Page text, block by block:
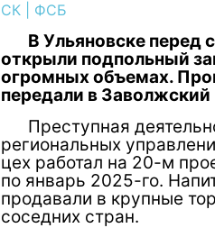
СК ФСБ
В Ульяновске перед
открыли подпольный
огромных объемах.
передали в
Преступная
региональных
цех работал на 20-м
по январь 2025-го.
продавали в крупные
соседних стран.